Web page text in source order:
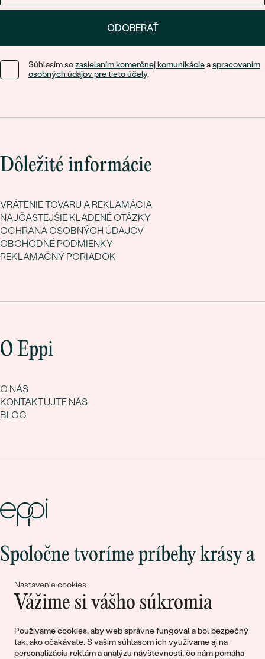
Nastavenie cookies
Vážime si vášho súkromia
Používame cookies, aby web správne fungoval a bol bezpečný
tak, ako očakávate. S vaším súhlasom ich využívame aj na
personalizáciu reklám a analýzu návštevnosti, čo nám pomáha
ODOBERAŤ
Súhlasím sozasielaním komerčnej komunikácieaspracovaním
osobných údajov pre tieto účely.
Dôležité informácie
VRÁTENIE TOVARU A REKLAMÁCIA
NAJČASTEJŠIE KLADENÉ OTÁZKY
OCHRANA OSOBNÝCH ÚDAJOV
OBCHODNÉ PODMIENKY
REKLAMAČNÝ PORIADOK
O Eppi
O NÁS
KONTAKTUJTE NÁS
BLOG
Spoločne tvoríme príbehy krásy a
Pripojte sa k nám!